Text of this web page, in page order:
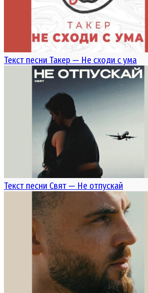
Текст песни Такер — Не сходи с ума
Текст песни Свят — Не отпускай